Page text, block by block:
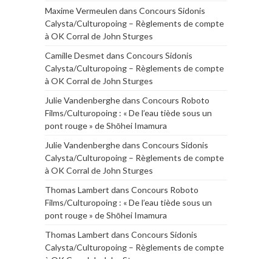
Maxime Vermeulen dans Concours Sidonis
Calysta/Culturopoing – Règlements de compte
à OK Corral de John Sturges
Camille Desmet dans Concours Sidonis
Calysta/Culturopoing – Règlements de compte
à OK Corral de John Sturges
Julie Vandenberghedans Concours Roboto
Films/Culturopoing : « De l’eau tiède sous un
pont rouge » de Shōhei Imamura
Julie Vandenberghedans Concours Sidonis
Calysta/Culturopoing – Règlements de compte
à OK Corral de John Sturges
Thomas Lambert dans Concours Roboto
Films/Culturopoing : « De l’eau tiède sous un
pont rouge » de Shōhei Imamura
Thomas Lambert dans Concours Sidonis
Calysta/Culturopoing – Règlements de compte